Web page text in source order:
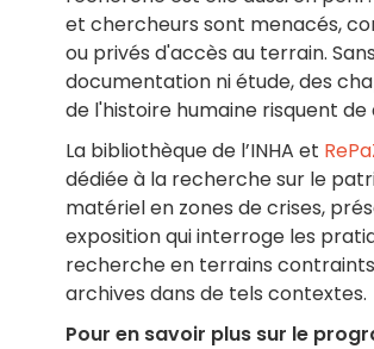
et chercheurs sont menacés,
ou privés d'accès au terrain. Sans
documentation ni étude, des
de l'histoire humaine risquent
La bibliothèque de l’INHA et
dédiée à la recherche sur le
matériel en zones de crises,
exposition qui interroge les
recherche en terrains
archives dans de tels contextes.
Pour en savoir plus sur le